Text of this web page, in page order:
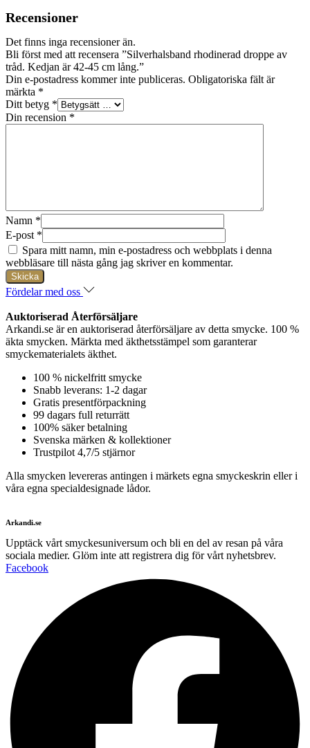
Recensioner
Det finns inga recensioner än.
Bli först med att recensera ”Silverhalsband rhodinerad droppe av
tråd. Kedjan är 42-45 cm lång.”
Din e-postadress kommer inte publiceras. Obligatoriska fält är
märkta *
Ditt betyg *
Din recension *
Namn *
E-post *
Spara mitt namn, min e-postadress och webbplats i denna
webbläsare till nästa gång jag skriver en kommentar.
Fördelar med oss
Auktoriserad Återförsäljare
Arkandi.se är en auktoriserad återförsäljare av detta smycke. 100 %
äkta smycken. Märkta med äkthetsstämpel som garanterar
smyckematerialets äkthet.
100 % nickelfritt smycke
Snabb leverans: 1-2 dagar
Gratis presentförpackning
99 dagars full returrätt
100% säker betalning
Svenska märken & kollektioner
Trustpilot 4,7/5 stjärnor
Alla smycken levereras antingen i märkets egna smyckeskrin eller i
våra egna specialdesignade lådor.
Arkandi.se
Upptäck vårt smyckesuniversum och bli en del av resan på våra
sociala medier. Glöm inte att registrera dig för vårt nyhetsbrev.
Facebook